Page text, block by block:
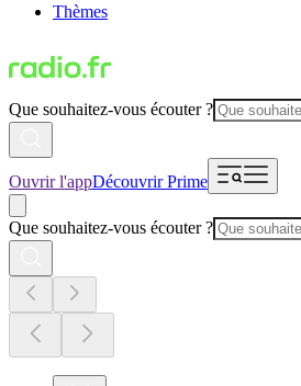
Thèmes
Que souhaitez-vous écouter ?
Ouvrir l'appDécouvrir Prime
Que souhaitez-vous écouter ?